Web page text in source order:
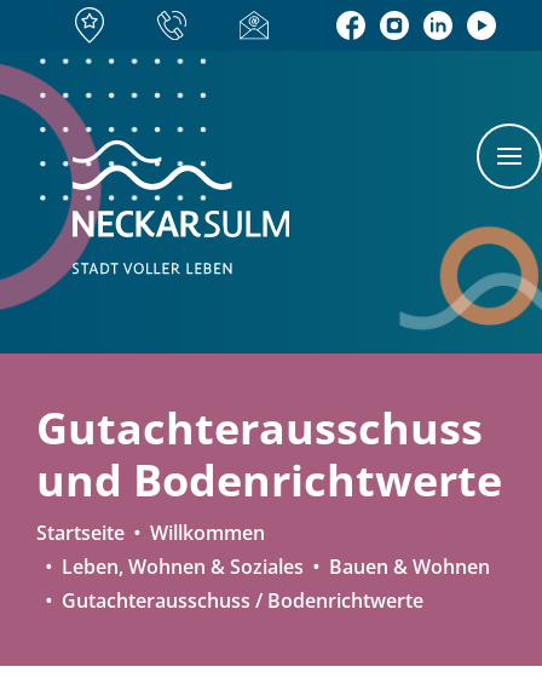
Gutachterausschuss
und Bodenrichtwerte
Startseite
Willkommen
Leben, Wohnen & Soziales
Bauen & Wohnen
Gutachterausschuss / Bodenrichtwerte